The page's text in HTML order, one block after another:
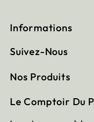
Informations
Suivez-Nous
Nos Produits
Le Comptoir Du